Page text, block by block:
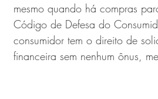
mesmo quando há compras
Código de Defesa do
consumidor tem o direito de
financeira sem nenhum ônus,